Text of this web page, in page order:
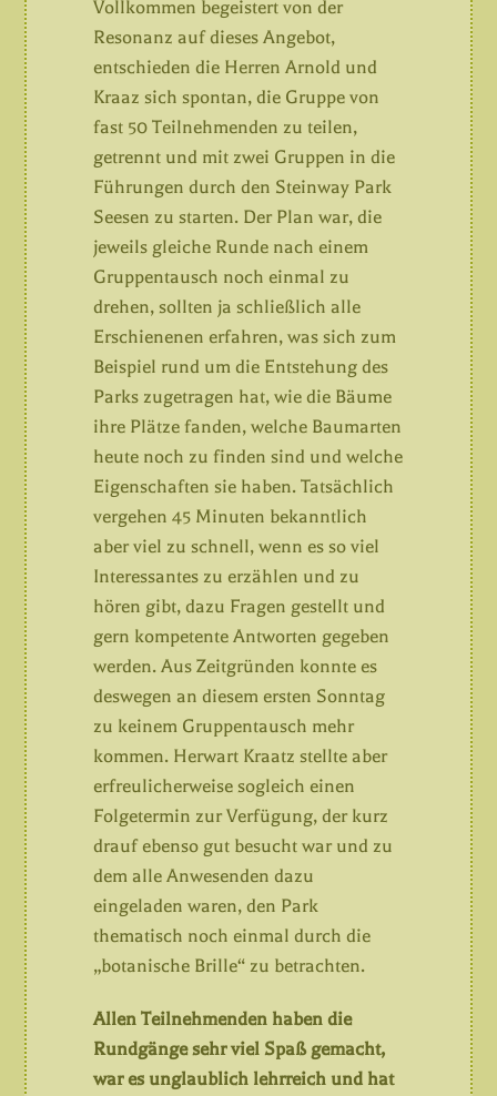
Vollkommen begeistert von der
Resonanz auf dieses Angebot,
entschieden die Herren Arnold und
Kraaz sich spontan, die Gruppe von
fast 50 Teilnehmenden zu teilen,
getrennt und mit zwei Gruppen in die
Führungen durch den Steinway Park
Seesen zu starten. Der Plan war,die
jeweils gleiche Runde nach einem
Gruppentausch noch einmal zu
drehen, sollten ja schließlich alle
Erschienenen erfahren, was sich zum
Beispiel rund um die Entstehung des
Parks zugetragen hat, wie die Bäume
ihre Plätze fanden, welche Baumarten
heute noch zu finden sind und welche
Eigenschaften sie haben. Tatsächlich
vergehen 45 Minuten bekanntlich
aber viel zu schnell, wenn es so viel
Interessantes zu erzählen und zu
hören gibt, dazu Fragen gestellt und
gern kompetente Antworten gegeben
werden. Aus Zeitgründen konnte es
deswegen an diesem ersten Sonntag
zu keinem Gruppentausch mehr
kommen. Herwart Kraatz stellte aber
erfreulicherweise sogleich einen
Folgetermin zur Verfügung, der kurz
drauf ebenso gut besucht war und zu
dem alle Anwesenden dazu
eingeladen waren, den Park
thematisch noch einmal durch die
„botanische Brille“ zu betrachten.
Allen Teilnehmenden haben die
Rundgänge sehr viel Spaß gemacht,
war es unglaublich lehrreich und hat